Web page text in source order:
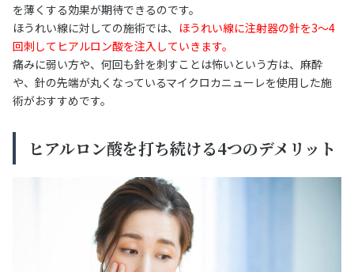
を薄くする効果が期待できるのです。
ほうれい線に対しての施術では、 ほうれい線に注射器の針を3〜4
回刺してヒアルロン酸を注入していきます。
痛みに弱い方や、何回も針を刺すことは怖いという方は、麻酔
や、針の先端が丸くなっているマイクロカニューレを使用した施
術がおすすめです。
ヒアルロン酸を打ち続ける4つのデメリット